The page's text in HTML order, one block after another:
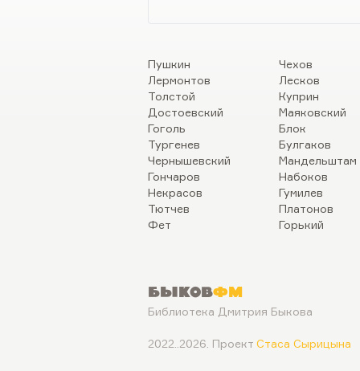
Пушкин
Лермонтов
Толстой
Достоевский
Гоголь
Тургенев
Чернышевский
Гончаров
Некрасов
Тютчев
Фет
Чехов
Лесков
Куприн
Маяковский
Блок
Булгаков
Мандельштам
Набоков
Гумилев
Платонов
Горький
БыковФМ
Библиотека Дмитрия Быкова
2022..2026. Проект Стаса Сырицына